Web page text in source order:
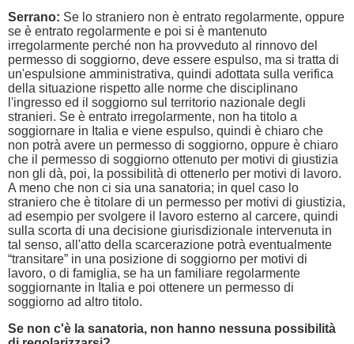
Serrano: Se lo straniero non è entrato regolarmente, oppure
se è entrato regolarmente e poi si è mantenuto
irregolarmente perché non ha provveduto al rinnovo del
permesso di soggiorno, deve essere espulso, ma si tratta di
un'espulsione amministrativa, quindi adottata sulla verifica
della situazione rispetto alle norme che disciplinano
l'ingresso ed il soggiorno sul territorio nazionale degli
stranieri. Se è entrato irregolarmente, non ha titolo a
soggiornare in Italia e viene espulso, quindi è chiaro che
non potrà avere un permesso di soggiorno, oppure è chiaro
che il permesso di soggiorno ottenuto per motivi di giustizia
non gli dà, poi, la possibilità di ottenerlo per motivi di lavoro.
A meno che non ci sia una sanatoria; in quel caso lo
straniero che è titolare di un permesso per motivi di giustizia,
ad esempio per svolgere il lavoro esterno al carcere, quindi
sulla scorta di una decisione giurisdizionale intervenuta in
tal senso, all'atto della scarcerazione potrà eventualmente
“transitare” in una posizione di soggiorno per motivi di
lavoro, o di famiglia, se ha un familiare regolarmente
soggiornante in Italia e poi ottenere un permesso di
soggiorno ad altro titolo.
Se non c'è la sanatoria, non hanno nessuna possibilità